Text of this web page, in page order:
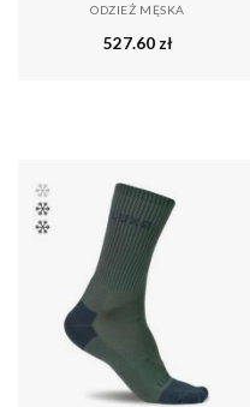
ODZIEŻ MĘSKA
527.60 zł